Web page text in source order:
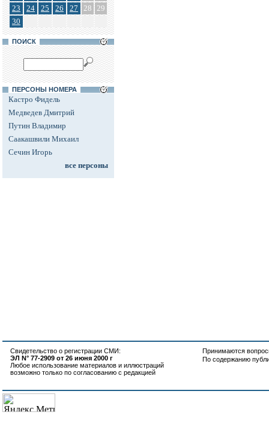
23
24 25 26 27 28 29
30
ПОИСК
ПЕРСОНЫ НОМЕРА
Кастро Фидель
Медведев Дмитрий
Путин Владимир
Саакашвили Михаил
Сечин Игорь
все персоны
Свидетельство о регистрации СМИ:
ЭЛ N° 77-2909 от 26 июня 2000 г
Любое использование материалов и иллюстраций
возможно только по согласованию с редакцией
Принимаются
По содержанию